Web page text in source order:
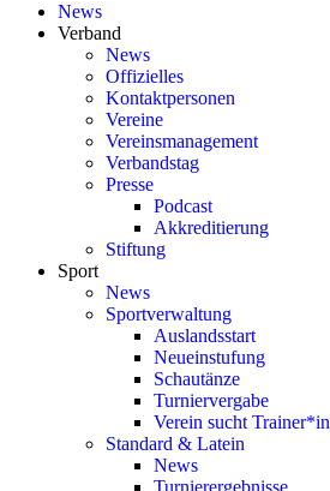
News
Verband
News
Offizielles
Kontaktpersonen
Vereine
Vereinsmanagement
Verbandstag
Presse
Podcast
Akkreditierung
Stiftung
Sport
News
Sportverwaltung
Auslandsstart
Neueinstufung
Schautänze
Turniervergabe
Verein sucht Trainer*in
Standard & Latein
News
Turnierergebnisse